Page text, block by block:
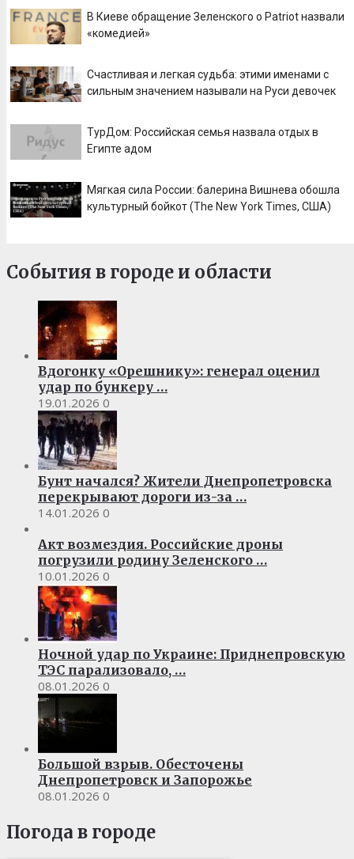
В Киеве обращение Зеленского о Patriot назвали
«комедией»
Счастливая и легкая судьба: этими именами с
сильным значением называли на Руси девочек
ТурДом: Российская семья назвала отдых в
Египте адом
Мягкая сила России: балерина Вишнева обошла
культурный бойкот (The New York Times, США)
События в городе и области
Вдогонку «Орешнику»: генерал оценил
удар по бункеру …
19.01.2026 0
Бунт начался? Жители Днепропетровска
перекрывают дороги из-за …
14.01.2026 0
Акт возмездия. Российские дроны
погрузили родину Зеленского …
10.01.2026 0
Ночной удар по Украине: Приднепровскую
ТЭС парализовало, …
08.01.2026 0
Большой взрыв. Обесточены
Днепропетровск и Запорожье
08.01.2026 0
Погода в городе